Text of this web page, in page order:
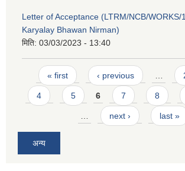
Letter of Acceptance (LTRM/NCB/WORKS/
Karyalay Bhawan Nirman)
मिति: 03/03/2023 - 13:40
Pages
« first ‹ previous
4 5 6 7 8
next › last »
अन्य